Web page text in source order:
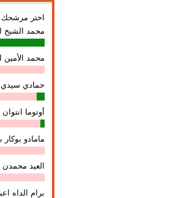
اختر مرشحك
محمد الشيخ
محمد الأمين
حمادي سيدي
أوتوما
مامادو بوكار
العيد محمدن
برام الداه